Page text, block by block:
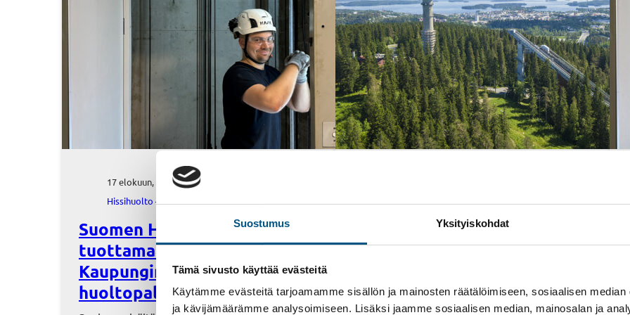
Suostumus Yksityiskohdat
Tämä sivusto käyttää evästeitä
Käytämme evästeitä tarjoamamme sisällön ja mainosten räätälöimiseen, sosiaalisen
ja kävijämäärämme analysoimiseen. Lisäksi jaamme sosiaalisen median, mainosalan ja
17 elokuun, 2020
Hissihuolto – Referenssit
Suomen Hissiurakointi
tuottamaan Espoon
Kaupungin hissilaitteiden
huoltopalvelut
Suomen Hissiurakointi Oy
vastaamaan Kuopion
keskussairaalan